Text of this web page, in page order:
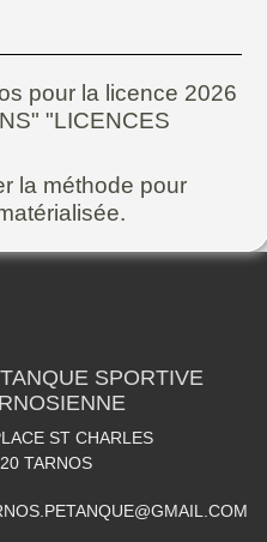
pour la licence 2026
"LICENCES
la méthode pour
SPORTIVE
ST CHARLES
TARNOS